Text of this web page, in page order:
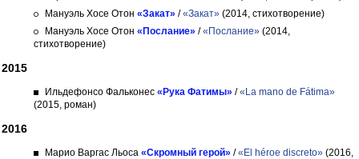
Мануэль Хосе Отон «Закат» /«Закат» (2014, стихотворение)
Мануэль Хосе Отон «Послание» /«Послание» (2014,
стихотворение)
2015
Ильдефонсо Фальконес «Рука Фатимы» /«La mano de Fátima»
(2015, роман)
2016
Марио Варгас Льоса «Скромный герой» /«El héroe discreto» (2016,